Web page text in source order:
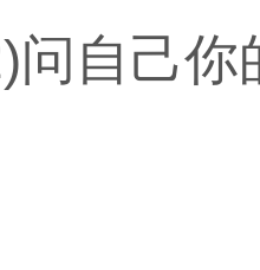
己你